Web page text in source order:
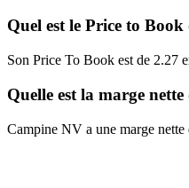
Quel est le Price to
Son Price To Book est de 2.27
Quelle est la marge
Campine NV a une marge nette